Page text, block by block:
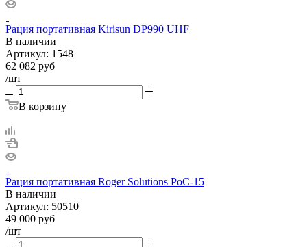
Рация портативная Kirisun DP990 UHF
В наличии
Артикул: 1548
62 082 руб
/шт
В корзину
Рация портативная Roger Solutions PoC-15
В наличии
Артикул: 50510
49 000 руб
/шт